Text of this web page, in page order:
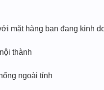
mặt hàng bạn đang kinh
thành
ngoài tỉnh